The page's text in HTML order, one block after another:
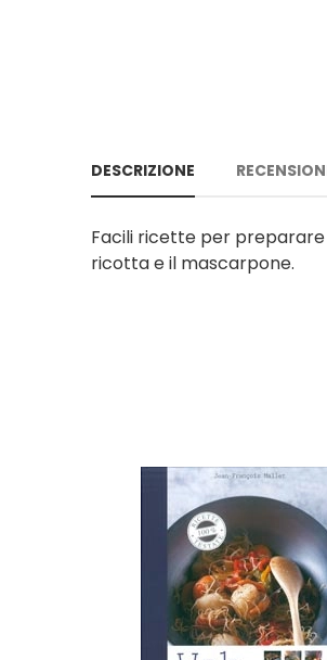
DESCRIZIONE
Facili ricette per
ricotta e il mascarpone.